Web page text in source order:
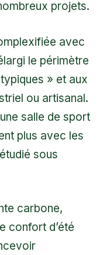
projets.
avec
le périmètre
» et aux
ou artisanal.
salle de sport
plus avec les
sous
carbone,
confort d’été